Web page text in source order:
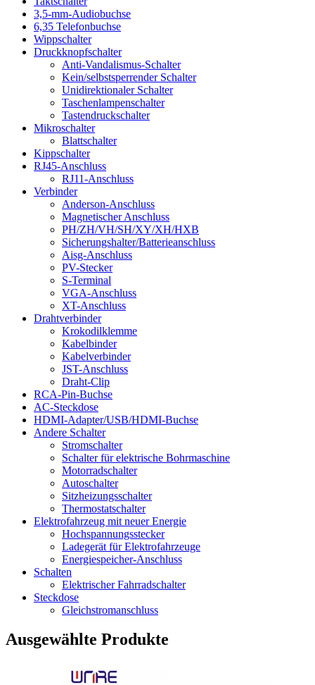
3,5-mm-Audiobuchse
6,35 Telefonbuchse
Wippschalter
Druckknopfschalter
Anti-Vandalismus-Schalter
Kein/selbstsperrender Schalter
Unidirektionaler Schalter
Taschenlampenschalter
Tastendruckschalter
Mikroschalter
Blattschalter
Kippschalter
RJ45-Anschluss
RJ11-Anschluss
Verbinder
Anderson-Anschluss
Magnetischer Anschluss
PH/ZH/VH/SH/XY/XH/HXB
Sicherungshalter/Batterieanschluss
Aisg-Anschluss
PV-Stecker
S-Terminal
VGA-Anschluss
XT-Anschluss
Drahtverbinder
Krokodilklemme
Kabelbinder
Kabelverbinder
JST-Anschluss
Draht-Clip
RCA-Pin-Buchse
AC-Steckdose
HDMI-Adapter/USB/HDMI-Buchse
Andere Schalter
Stromschalter
Schalter für elektrische Bohrmaschine
Motorradschalter
Autoschalter
Sitzheizungsschalter
Thermostatschalter
Elektrofahrzeug mit neuer Energie
Hochspannungsstecker
Ladegerät für Elektrofahrzeuge
Energiespeicher-Anschluss
Schalten
Elektrischer Fahrradschalter
Steckdose
Gleichstromanschluss
Ausgewählte Produkte